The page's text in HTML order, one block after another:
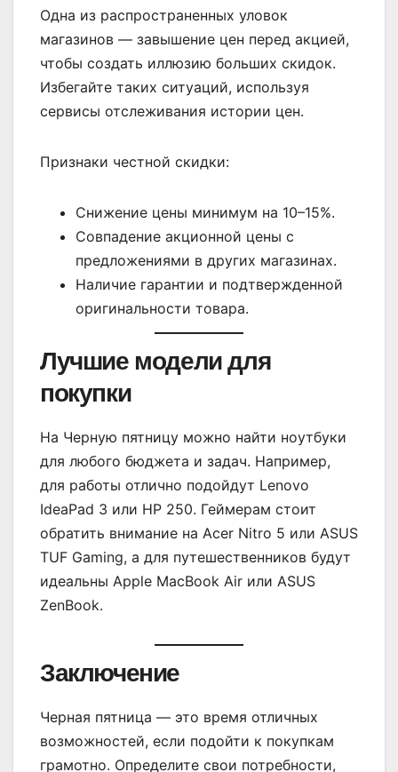
Одна из распространенных уловок
магазинов — завышение цен перед акцией,
чтобы создать иллюзию больших скидок.
Избегайте таких ситуаций, используя
сервисы отслеживания истории цен.
Признаки честной скидки:
Снижение цены минимум на 10–15%.
Совпадение акционной цены с
предложениями в других магазинах.
Наличие гарантии и подтвержденной
оригинальности товара.
Лучшие модели для
покупки
На Черную пятницу можно найти ноутбуки
для любого бюджета и задач. Например,
для работы отлично подойдут Lenovo
IdeaPad 3 или HP 250. Геймерам стоит
обратить внимание на Acer Nitro 5 или ASUS
TUF Gaming, а для путешественников будут
идеальны Apple MacBook Air или ASUS
ZenBook.
Заключение
Черная пятница — это время отличных
возможностей, если подойти к покупкам
грамотно. Определите свои потребности,